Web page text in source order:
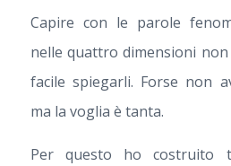
Capire con le parole
nelle quattro dimensioni
facile spiegarli. Forse non
ma la voglia è tanta.
Per questo ho costruito